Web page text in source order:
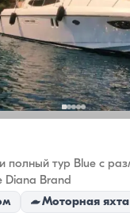
полный тур Blue с
Diana Brand
Моторная яхта